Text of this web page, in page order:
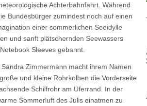
Achterbahnfahrt. Während
Bundesbürger zumindest noch auf einen
einer sommerlichen Seeidylle
und sanft plätschernden Seewassers
Sleeves gebannt.
Zimmermann macht ihrem Namen
und kleine Rohrkolben die Vorderseite
Schilfrohr am Uferrand. In der
Sommerluft des Julis einatmen zu